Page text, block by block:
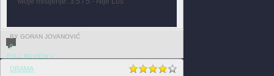
BY GORAN JOVANOVIĆ
0
FULL REVIEW »
DRAMA